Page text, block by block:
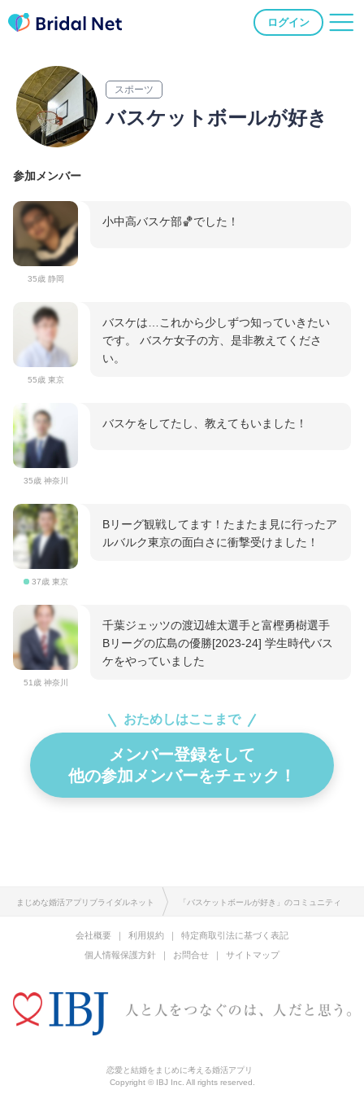
ログイン
スポーツ
バスケットボールが好き
参加メンバー
35歳 静岡
小中高バスケ部🏀でした！
55歳 東京
バスケは…これから少しずつ知っていきたい
です。 バスケ女子の方、是非教えてくださ
い。
35歳 神奈川
バスケをしてたし、教えてもいました！
37歳 東京
Bリーグ観戦してます！たまたま見に行ったア
ルバルク東京の面白さに衝撃受けました！
51歳 神奈川
千葉ジェッツの渡辺雄太選手と富樫勇樹選手
Bリーグの広島の優勝[2023-24] 学生時代バス
ケをやっていました
おためしはここまで
メンバー登録をして
他の参加メンバーをチェック！
まじめな婚活アプリブライダルネット 「バスケットボールが好き」のコミュニティ
会社概要 利用規約
特定商取引法に基づく表記
個人情報保護方針
お問合せ サイトマップ
恋愛と結婚をまじめに考える婚活アプリ
Copyright © IBJ Inc. All rights reserved.